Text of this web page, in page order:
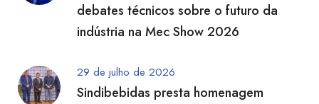
debates técnicos sobre o futuro da
indústria na Mec Show 2026
29 de julho de 2026
Sindibebidas presta homenagem